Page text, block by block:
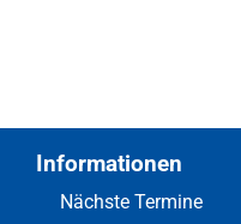
Informationen
Nächste Termine